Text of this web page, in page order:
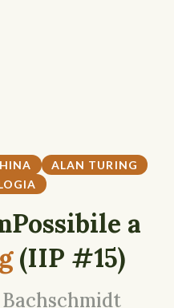
ALAN TURING
a
(IIP #15)